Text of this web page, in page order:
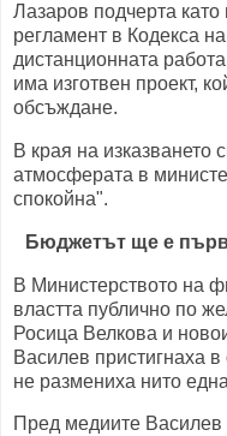
Лазаров подчерта
регламент в Кодекса
дистанционната
има изготвен проект,
обсъждане.
В края на изказването
атмосферата в
спокойна".
Бюджетът ще е
В Министерството на
властта публично по
Росица Велкова и
Василев пристигнаха
не размениха нито
Пред медиите Василев